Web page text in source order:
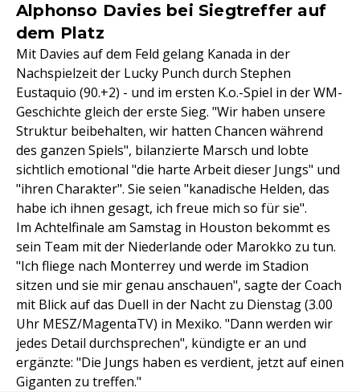
Alphonso Davies bei Siegtreffer auf
dem Platz
Mit Davies auf dem Feld gelang Kanada in der
Nachspielzeit der Lucky Punch durch Stephen
Eustaquio (90.+2) - und im ersten K.o.-Spiel in der WM-
Geschichte gleich der erste Sieg. "Wir haben unsere
Struktur beibehalten, wir hatten Chancen während
des ganzen Spiels", bilanzierte Marsch und lobte
sichtlich emotional "die harte Arbeit dieser Jungs" und
"ihren Charakter". Sie seien "kanadische Helden, das
habe ich ihnen gesagt, ich freue mich so für sie".
Im Achtelfinale am Samstag in Houston bekommt es
sein Team mit der Niederlande oder Marokko zu tun.
"Ich fliege nach Monterrey und werde im Stadion
sitzen und sie mir genau anschauen", sagte der Coach
mit Blick auf das Duell in der Nacht zu Dienstag (3.00
Uhr MESZ/MagentaTV) in Mexiko. "Dann werden wir
jedes Detail durchsprechen", kündigte er an und
ergänzte: "Die Jungs haben es verdient, jetzt auf einen
Giganten zu treffen."